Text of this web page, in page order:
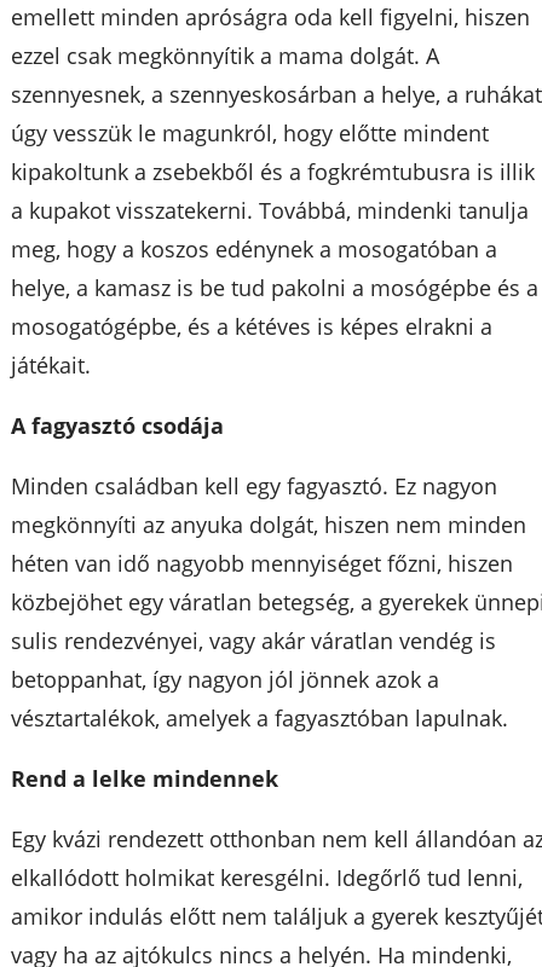
emellett minden apróságra oda kell figyelni, hiszen
ezzel csak megkönnyítik a mama dolgát. A
szennyesnek, a szennyeskosárban a helye, a ruhákat
úgy vesszük le magunkról, hogy előtte mindent
kipakoltunk a zsebekből és a fogkrémtubusra is illik
a kupakot visszatekerni. Továbbá, mindenki tanulja
meg, hogy a koszos edénynek a mosogatóban a
helye, a kamasz is be tud pakolni a mosógépbe és a
mosogatógépbe, és a kétéves is képes elrakni a
játékait.
A fagyasztó csodája
Minden családban kell egy fagyasztó. Ez nagyon
megkönnyíti az anyuka dolgát, hiszen nem minden
héten van idő nagyobb mennyiséget főzni, hiszen
közbejöhet egy váratlan betegség, a gyerekek
sulis rendezvényei, vagy akár váratlan vendég is
betoppanhat, így nagyon jól jönnek azok a
vésztartalékok, amelyek a fagyasztóban lapulnak.
Rend a lelke mindennek
Egy kvázi rendezett otthonban nem kell állandóan
elkallódott holmikat keresgélni. Idegőrlő tud lenni,
amikor indulás előtt nem találjuk a gyerek
vagy ha az ajtókulcs nincs a helyén. Ha mindenki,